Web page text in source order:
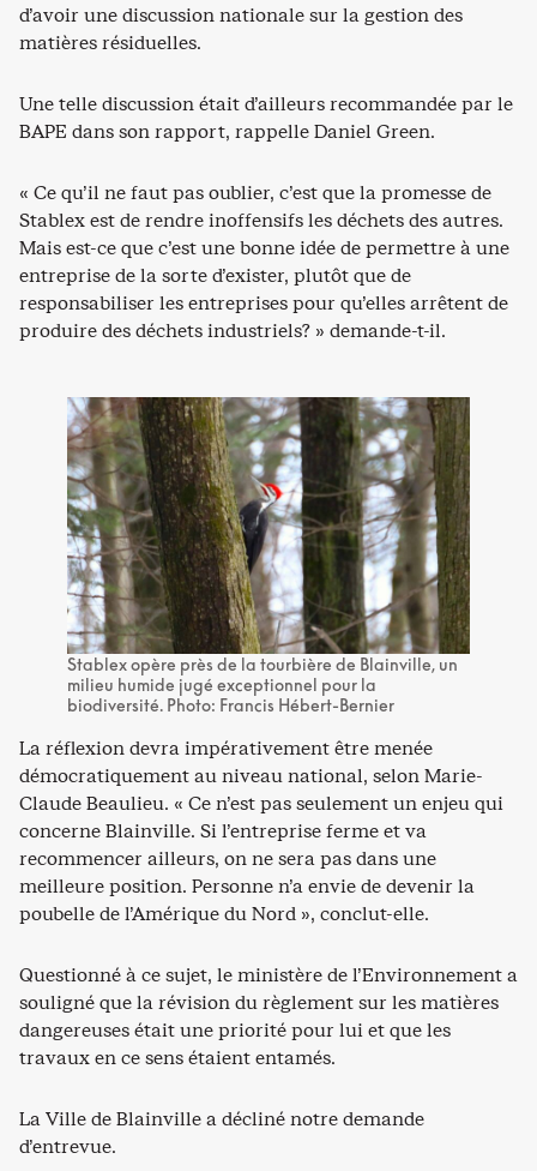
d’avoir une discussion nationale sur la gestion des
matières résiduelles.
Une telle discussion était d’ailleurs recommandée par le
BAPE dans son rapport, rappelle Daniel Green.
« Ce qu’il ne faut pas oublier, c’est que la promesse de
Stablex est de rendre inoffensifs les déchets des autres.
Mais est-ce que c’est une bonne idée de permettre à une
entreprise de la sorte d’exister, plutôt que de
responsabiliser les entreprises pour qu’elles arrêtent de
produire des déchets industriels? » demande-t-il.
Stablex opère près de la tourbière de Blainville, un
milieu humide jugé exceptionnel pour la
biodiversité. Photo: Francis Hébert-Bernier
La réflexion devra impérativement être menée
démocratiquement au niveau national, selon Marie-
Claude Beaulieu. « Ce n’est pas seulement un enjeu qui
concerne Blainville. Si l’entreprise ferme et va
recommencer ailleurs, on ne sera pas dans une
meilleure position. Personne n’a envie de devenir la
poubelle de l’Amérique du Nord », conclut-elle.
Questionné à ce sujet, le ministère de l’Environnement a
souligné que la révision du règlement sur les matières
dangereuses était une priorité pour lui et que les
travaux en ce sens étaient entamés.
La Ville de Blainville a décliné notre demande
d’entrevue.